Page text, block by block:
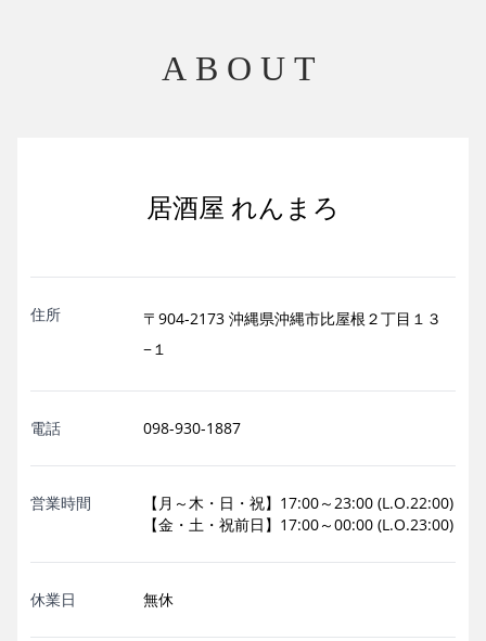
ABOUT
居酒屋 れんまろ
住所
〒904-2173 沖縄県沖縄市比屋根２丁目１３
−１
電話 098-930-1887
営業時間
【月～木・日・祝】17:00～23:00 (L.O.22:00)
【金・土・祝前日】17:00～00:00 (L.O.23:00)
休業日 無休